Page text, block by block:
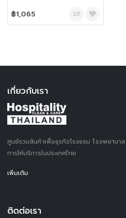
฿1,065
เกี่ยวกับเรา
ศูนย์รวมสินค้าเพื่อธุรกิจโรงแรม โรงพยาบา
การให้บริการในประเทศไทย
เพิ่มเติม
ติดต่อเรา